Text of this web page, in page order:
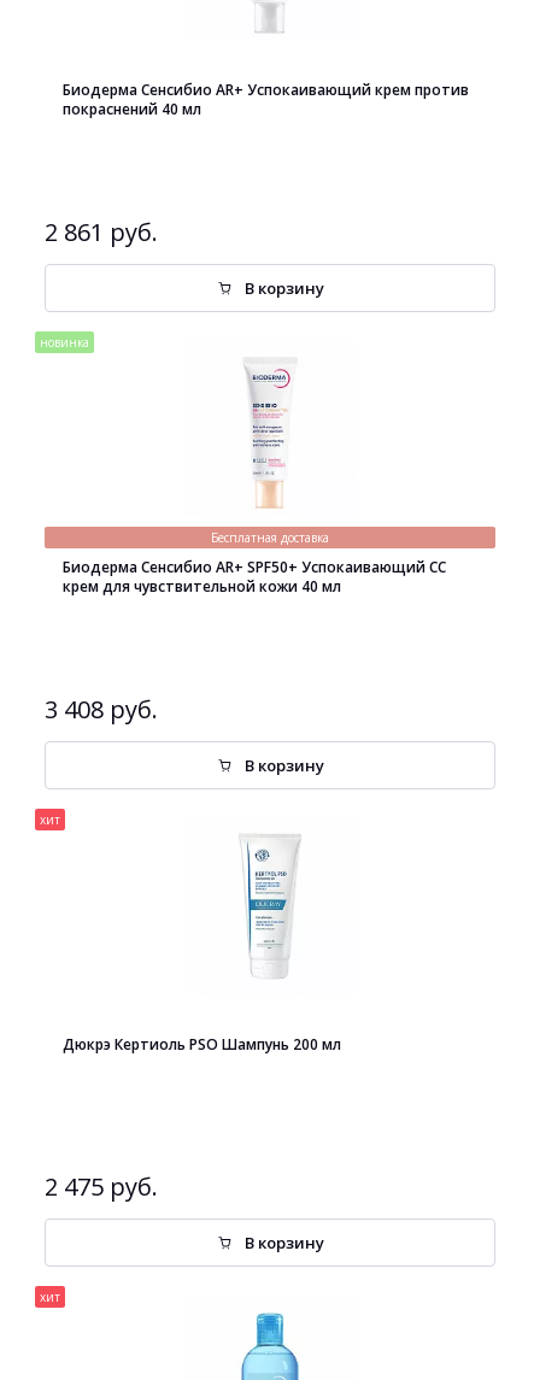
Биодерма Сенсибио AR+ Успокаивающий крем против
покраснений 40 мл
2 861 руб.
В корзину
новинка
Бесплатная доставка
Биодерма Сенсибио AR+ SPF50+ Успокаивающий СС
крем для чувствительной кожи 40 мл
3 408 руб.
В корзину
хит
Дюкрэ Кертиоль PSO Шампунь 200 мл
2 475 руб.
В корзину
хит